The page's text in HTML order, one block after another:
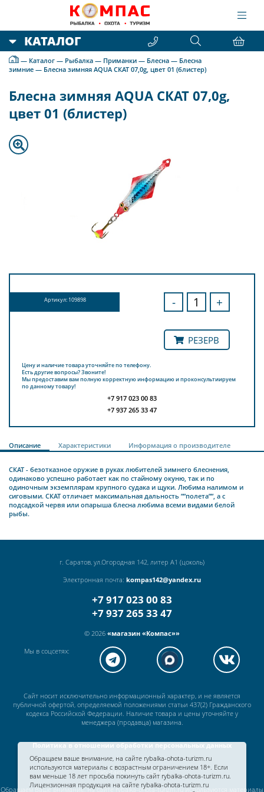
КАТАЛОГ
— Каталог — Рыбалка — Приманки — Блесна — Блесна
зимние — Блесна зимняя AQUA СКАТ 07,0g, цвет 01 (блистер)
Блесна зимняя AQUA СКАТ 07,0g,
цвет 01 (блистер)
Артикул: 109898 - +
РЕЗЕРВ
Цену и наличие товара уточняйте по телефону.
Есть другие вопросы? Звоните!
Мы предоставим вам полную корректную информацию и проконсультиируем
по данному товару!
+7 917 023 00 83
+7 937 265 33 47
Описание Характеристики Информация о производителе
СКАТ - безотказное оружие в руках любителей зимнего блеснения,
одинаково успешно работает как по стайному окуню, так и по
одиночным экземплярам крупного судака и щуки. Любима налимом и
сиговыми. СКАТ отличает максимальная дальность ””полета””, а с
подсадкой червя или опарыша блесна любима всеми видами белой
рыбы.
г. Саратов, ул.Огородная 142, литер А1 (цоколь)
Электронная почта: kompas142@yandex.ru
+7 917 023 00 83
+7 937 265 33 47
© 2026 «магазин «Компас»»
Мы в соцсетях:
Сайт носит исключительно информационный характер, и не является
публичной офертой, определяемой положениями статьи 437(2) Гражданского
кодекса Российской Федерации. Наличие товара и цены уточняйте у
менеджера (продавца) магазина.
Политика в отношении обработки персональных данных
Работаем без выходных
Обращаем Ваше внимание, на сайте rybalka-ohota-turizm.ru используются материалы
Обращаем ваше внимание, на сайте rybalka-ohota-turizm.ru
используются материалы с возрастным ограничением 18+. Если
вам меньше 18 лет просьба покинуть сайт rybalka-ohota-turizm.ru.
Лицензионная продукция на сайте rybalka-ohota-turizm.ru